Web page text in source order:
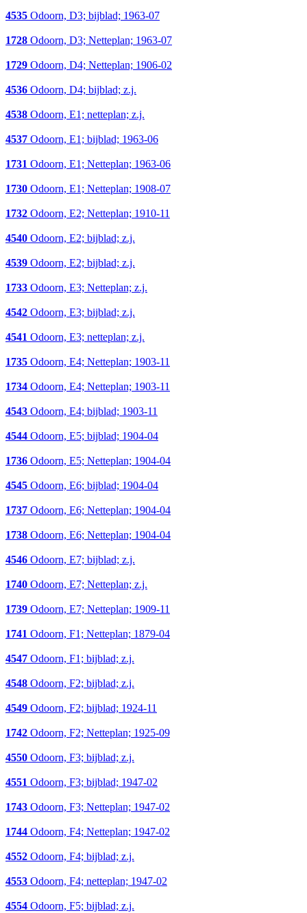
4535 Odoorn, D3; bijblad; 1963-07
1728 Odoorn, D3; Netteplan; 1963-07
1729 Odoorn, D4; Netteplan; 1906-02
4536 Odoorn, D4; bijblad; z.j.
4538 Odoorn, E1; netteplan; z.j.
4537 Odoorn, E1; bijblad; 1963-06
1731 Odoorn, E1; Netteplan; 1963-06
1730 Odoorn, E1; Netteplan; 1908-07
1732 Odoorn, E2; Netteplan; 1910-11
4540 Odoorn, E2; bijblad; z.j.
4539 Odoorn, E2; bijblad; z.j.
1733 Odoorn, E3; Netteplan; z.j.
4542 Odoorn, E3; bijblad; z.j.
4541 Odoorn, E3; netteplan; z.j.
1735 Odoorn, E4; Netteplan; 1903-11
1734 Odoorn, E4; Netteplan; 1903-11
4543 Odoorn, E4; bijblad; 1903-11
4544 Odoorn, E5; bijblad; 1904-04
1736 Odoorn, E5; Netteplan; 1904-04
4545 Odoorn, E6; bijblad; 1904-04
1737 Odoorn, E6; Netteplan; 1904-04
1738 Odoorn, E6; Netteplan; 1904-04
4546 Odoorn, E7; bijblad; z.j.
1740 Odoorn, E7; Netteplan; z.j.
1739 Odoorn, E7; Netteplan; 1909-11
1741 Odoorn, F1; Netteplan; 1879-04
4547 Odoorn, F1; bijblad; z.j.
4548 Odoorn, F2; bijblad; z.j.
4549 Odoorn, F2; bijblad; 1924-11
1742 Odoorn, F2; Netteplan; 1925-09
4550 Odoorn, F3; bijblad; z.j.
4551 Odoorn, F3; bijblad; 1947-02
1743 Odoorn, F3; Netteplan; 1947-02
1744 Odoorn, F4; Netteplan; 1947-02
4552 Odoorn, F4; bijblad; z.j.
4553 Odoorn, F4; netteplan; 1947-02
4554 Odoorn, F5; bijblad; z.j.